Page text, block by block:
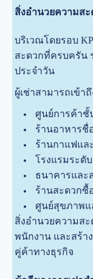
สิ่งอำนวยความส
บริเวณโดยรอบ
สะดวกที่ครบครัน
ประจำวัน
ผู้เช่าสามารถเข้าถึ
ศูนย์การค้าชั้
ร้านอาหารชื่
ร้านกาแฟแล
โรงแรมระดับ
ธนาคารและ
ร้านสะดวกซื้
ศูนย์สุขภาพแ
สิ่งอำนวยความส
พนักงาน และสร้า
คู่ค้าทางธุรกิจ